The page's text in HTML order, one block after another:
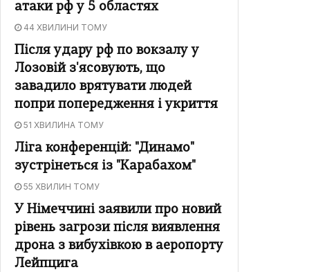
атаки рф у 5 областях
44 ХВИЛИНИ ТОМУ
Після удару рф по вокзалу у
Лозовій з'ясовують, що
завадило врятувати людей
попри попередження і укриття
51 ХВИЛИНА ТОМУ
Ліга конференцій: "Динамо"
зустрінеться із "Карабахом"
55 ХВИЛИН ТОМУ
У Німеччині заявили про новий
рівень загрози після виявлення
дрона з вибухівкою в аеропорту
Лейпцига